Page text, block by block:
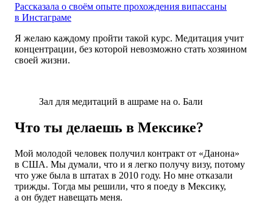
Рассказала о своём опыте прохождения випассаны
в Инстаграме
Я желаю каждому пройти такой курс. Медитация учит
концентрации, без которой невозможно стать хозяином
своей жизни.
Зал для медитаций в ашраме на о. Бали
Что ты делаешь в Мексике?
Мой молодой человек получил контракт от «Данона»
в США. Мы думали, что и я легко получу визу, потому
что уже была в штатах в 2010 году. Но мне отказали
трижды. Тогда мы решили, что я поеду в Мексику,
а он будет навещать меня.